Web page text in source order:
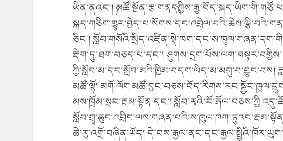
ཡིན་ནའང་།
ཅིང་།
རྡེག་ཏུ་ཐག་བཅད་པ་དང་།
ཀྱི་སློབ་མ་དང་སློབ་མའི་ཁྱིམ་བདག་ཡིད་མ་མགུ་བ་བྱུང་བས།
མཚོ་ལྷོ། མགོ་ལོག
མས་ཁྲོམ་སྲང་རྔམ་སྟོན་དང་།
ཆེ་རུ་འགྲོ་བཞིན་ཡོད།